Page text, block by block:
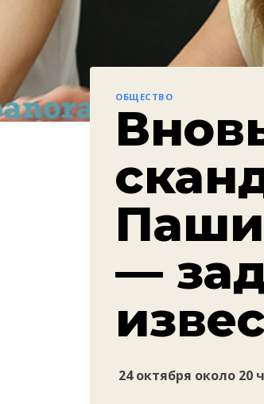
ОБЩЕСТВО
—
24 октября около